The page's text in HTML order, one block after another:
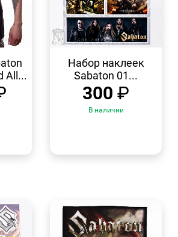
All...
ПРОСМОТР
Набор наклеек
Sabaton 01...
300 ₽
В наличии